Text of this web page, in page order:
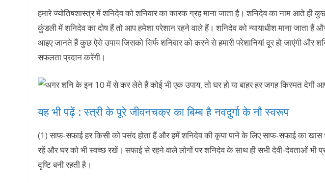
हमारे ज्योतिषशास्त्र में शनिदेव को शनिवार का कारक ग्रह माना जाता है। शनिदेव का नाम आते ही
कुंडली में शनिदेव का दोष हैं तो आप हमेशा परेशान रहने वाले हैं। शनिदेव को न्यायाधीश माना जाता हैं
आइए जानते हैं कुछ ऐसे उपाय जिसको सिर्फ शनिवार को करने से हमारी परेशानियां दूर हो जाएंगी और
सफलता प्रदान करेंगी।
यह भी पढ़ें : स्त्री के पूरे जीवनचक्र का बिम्ब है नवदुर्गा के नौ स्वरूप
(1) साफ-सफाई हर किसी को पसंद होता हैं और हमें शनिदेव की कृपा पाने के लिए साफ-सफाई का खास
रहें और घर को भी स्वच्छ रखें। सफाई से रहने वाले लोगों पर शनिदेव के साथ ही सभी देवी-देवताओं
दृष्टि बनी रहती है।